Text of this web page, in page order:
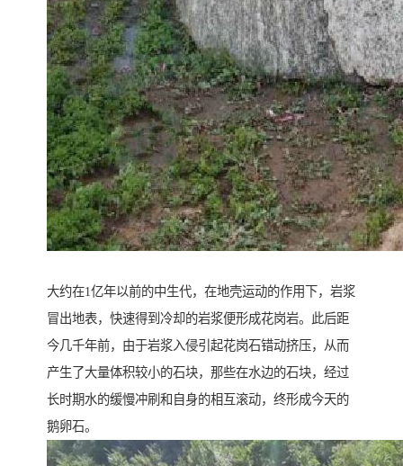
大约在1亿年以前的中生代，在地壳运动的作用下，岩浆
冒出地表，快速得到冷却的岩浆便形成花岗岩。此后距
今几千年前，由于岩浆入侵引起花岗石错动挤压，从而
产生了大量体积较小的石块，那些在水边的石块，经过
长时期水的缓慢冲刷和自身的相互滚动，终形成今天的
鹅卵石。